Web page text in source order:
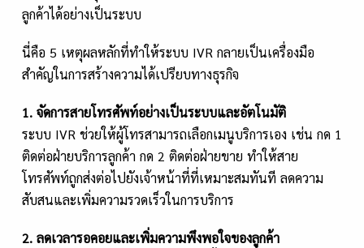
ลูกค้าได้อย่างเป็นระบบ
นี่คือ 5 เหตุผลหลักที่ทำให้ระบบ IVR กลายเป็นเครื่องมือ
สำคัญในการสร้างความได้เปรียบทางธุรกิจ
1. จัดการสายโทรศัพท์อย่างเป็นระบบและอัตโนมัติ
ระบบ IVR ช่วยให้ผู้โทรสามารถเลือกเมนูบริการเอง เช่น กด 1
ติดต่อฝ่ายบริการลูกค้า กด 2 ติดต่อฝ่ายขาย ทำให้สาย
โทรศัพท์ถูกส่งต่อไปยังเจ้าหน้าที่ที่เหมาะสมทันที ลดความ
สับสนและเพิ่มความรวดเร็วในการบริการ
2. ลดเวลารอคอยและเพิ่มความพึงพอใจของลูกค้า